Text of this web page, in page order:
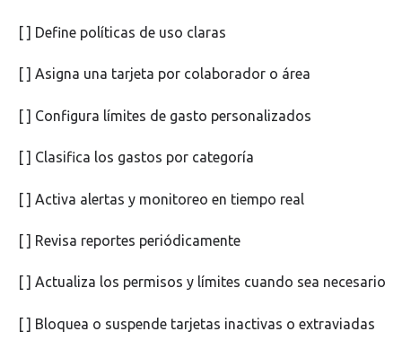
[ ] Define políticas de uso claras
[ ] Asigna una tarjeta por colaborador o área
[ ] Configura límites de gasto personalizados
[ ] Clasifica los gastos por categoría
[ ] Activa alertas y monitoreo en tiempo real
[ ] Revisa reportes periódicamente
[ ] Actualiza los permisos y límites cuando sea necesario
[ ] Bloquea o suspende tarjetas inactivas o extraviadas